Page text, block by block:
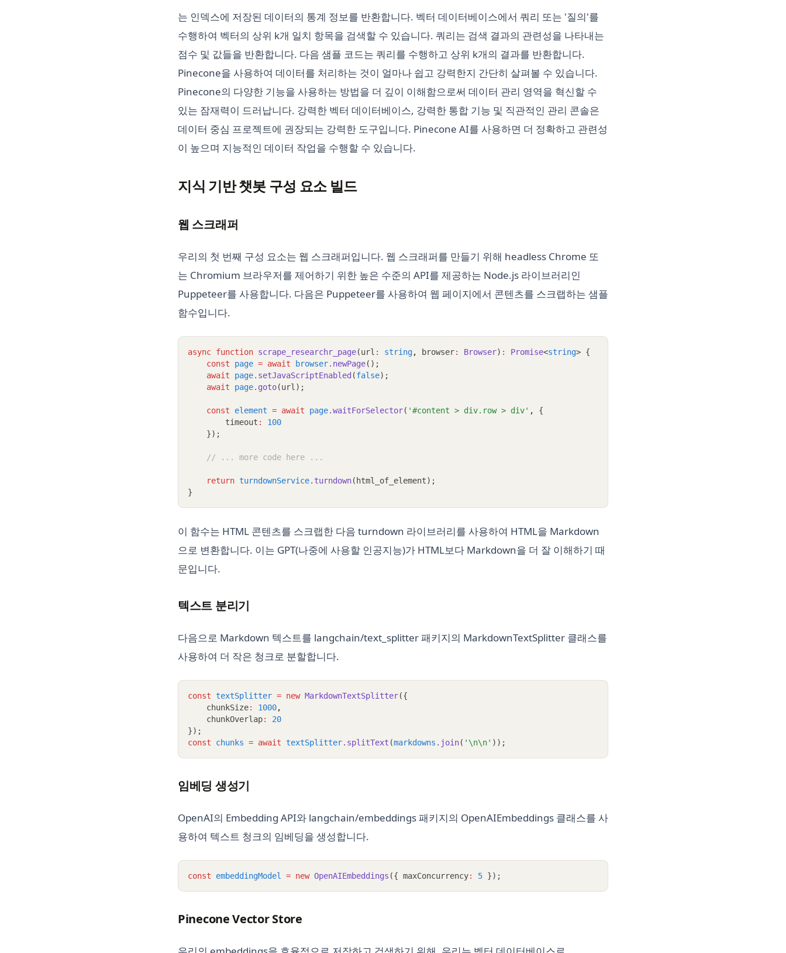
는 인덱스에 저장된 데이터의 통계 정보를 반환합니다. 벡터 데이터베이스에서 쿼리 또는 '질의'를
수행하여 벡터의 상위 k개 일치 항목을 검색할 수 있습니다. 쿼리는 검색 결과의 관련성을 나타내는
점수 및 값들을 반환합니다. 다음 샘플 코드는 쿼리를 수행하고 상위 k개의 결과를 반환합니다.
Pinecone을 사용하여 데이터를 처리하는 것이 얼마나 쉽고 강력한지 간단히 살펴볼 수 있습니다.
Pinecone의 다양한 기능을 사용하는 방법을 더 깊이 이해함으로써 데이터 관리 영역을 혁신할 수
있는 잠재력이 드러납니다. 강력한 벡터 데이터베이스, 강력한 통합 기능 및 직관적인 관리 콘솔은
데이터 중심 프로젝트에 권장되는 강력한 도구입니다. Pinecone AI를 사용하면 더 정확하고 관련성
이 높으며 지능적인 데이터 작업을 수행할 수 있습니다.
지식 기반 챗봇 구성 요소 빌드
웹 스크래퍼
우리의 첫 번째 구성 요소는 웹 스크래퍼입니다. 웹 스크래퍼를 만들기 위해 headless Chrome 또
는 Chromium 브라우저를 제어하기 위한 높은 수준의 API를 제공하는 Node.js 라이브러리인
Puppeteer를 사용합니다. 다음은 Puppeteer를 사용하여 웹 페이지에서 콘텐츠를 스크랩하는 샘플
함수입니다.
async function scrape_researchr_page(url : string, browser: Browser) : Promise<string> {
const
page = await browser.newPage();
await
page.setJavaScriptEnabled (false);
await
page.goto(url);
const element = await page.waitForSelector( '#content > div.row > div' ,
{
        timeout
:
100
    });
// ... more code here ...
return turndownService.turndown(html_of_element);
}
이 함수는 HTML 콘텐츠를 스크랩한 다음 turndown 라이브러리를 사용하여 HTML을 Markdown
으로 변환합니다. 이는 GPT(나중에 사용할 인공지능)가 HTML보다 Markdown을 더 잘 이해하기 때
문입니다.
텍스트 분리기
다음으로 Markdown 텍스트를 langchain/text_splitter 패키지의 MarkdownTextSplitter 클래스를
사용하여 더 작은 청크로 분할합니다.
const textSplitter = new MarkdownTextSplitter({
    chunkSize
: 1000,
    chunkOverlap
:
20
});
const
chunks = await textSplitter.splitText (markdowns .join( '\n\n' ));
임베딩 생성기
OpenAI의 Embedding API와 langchain/embeddings 패키지의 OpenAIEmbeddings 클래스를 사
용하여 텍스트 청크의 임베딩을 생성합니다.
const embeddingModel = new OpenAIEmbeddings ({ maxConcurrency: 5 });
Pinecone Vector Store